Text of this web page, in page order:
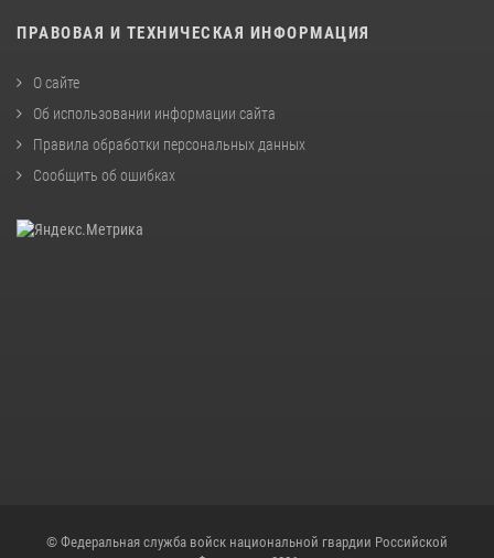
ПРАВОВАЯ И ТЕХНИЧЕСКАЯ ИНФОРМАЦИЯ
О сайте
Об использовании информации сайта
Правила обработки персональных данных
Сообщить об ошибках
© Федеральная служба войск национальной гвардии Российской